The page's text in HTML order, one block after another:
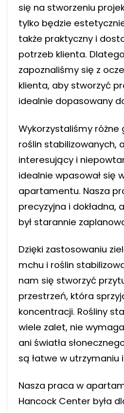
się na stworzeniu
tylko będzie
także praktyczny i
potrzeb klienta.
zapoznaliśmy się z
klienta, aby stworzyć
idealnie dopasowany
Wykorzystaliśmy różne
roślin stabilizowanych,
interesujący i
idealnie wpasował się
apartamentu. Nasza
precyzyjna i dokładna,
był starannie
Dzięki zastosowaniu
mchu i roślin
nam się stworzyć
przestrzeń, która
koncentracji. Rośliny
wiele zalet, nie
ani światła
są łatwe w utrzymaniu
Nasza praca w
Hancock Center była